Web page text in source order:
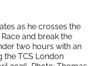
as he crosses the
and break the
two hours with an
the TCS London